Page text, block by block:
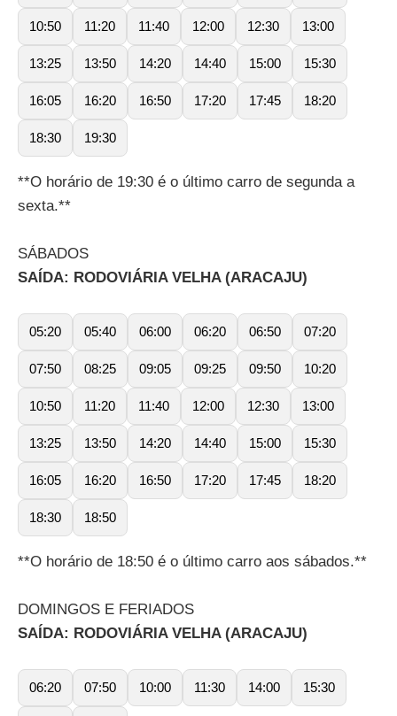
10:50 11:20 11:40 12:00 12:30 13:00
13:25 13:50 14:20 14:40 15:00 15:30
16:05 16:20 16:50 17:20 17:45 18:20
18:30 19:30
**O horário de 19:30 é o último carro de segunda a
sexta.**
SÁBADOS
SAÍDA: RODOVIÁRIA VELHA (ARACAJU)
05:20 05:40 06:00 06:20 06:50 07:20
07:50 08:25 09:05 09:25 09:50 10:20
10:50 11:20 11:40 12:00 12:30 13:00
13:25 13:50 14:20 14:40 15:00 15:30
16:05 16:20 16:50 17:20 17:45 18:20
18:30 18:50
**O horário de 18:50 é o último carro aos sábados.**
DOMINGOS E FERIADOS
SAÍDA: RODOVIÁRIA VELHA (ARACAJU)
06:20 07:50 10:00 11:30 14:00 15:30